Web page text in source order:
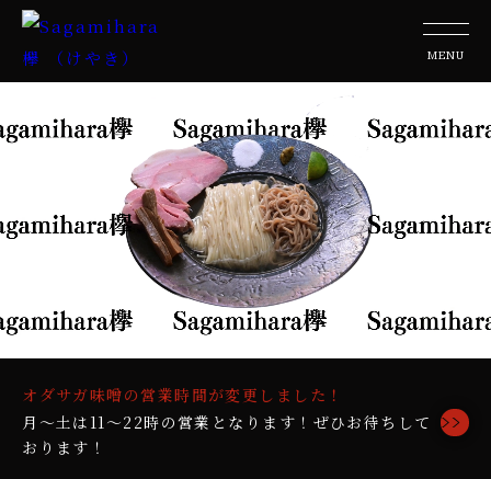
オダサガ味噌の営業時間が変更しました！
月～土は11～22時の営業となります！ぜひお待ちして
おります！